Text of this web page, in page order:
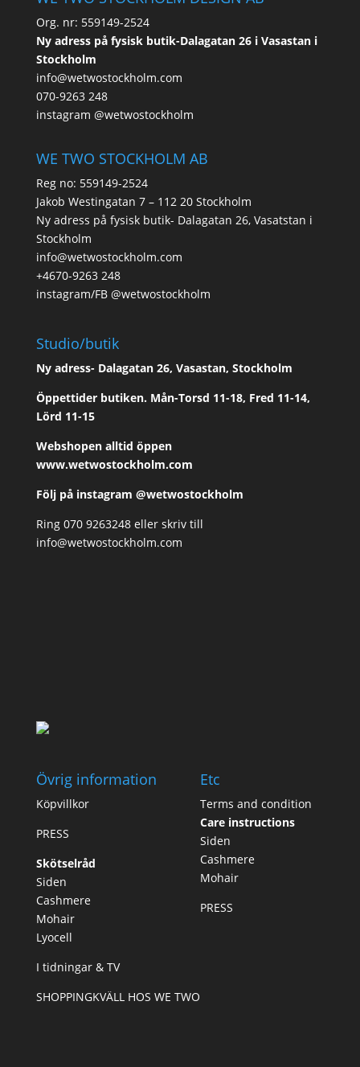
Org. nr: 559149-2524
Ny adress på fysisk butik-Dalagatan 26 i Vasastan i
Stockholm
info@wetwostockholm.com
070-9263 248
instagram @wetwostockholm
WE TWO STOCKHOLM AB
Reg no: 559149-2524
Jakob Westingatan 7 – 112 20 Stockholm
Ny adress på fysisk butik- Dalagatan 26, Vasatstan i
Stockholm
info@wetwostockholm.com
+4670-9263 248
instagram/FB @wetwostockholm
Studio/butik
Ny adress- Dalagatan 26, Vasastan, Stockholm
Öppettider butiken. Mån-Torsd 11-18, Fred 11-14,
Lörd 11-15
Webshopen alltid öppen
www.wetwostockholm.com
Följ på instagram @wetwostockholm
Ring 070 9263248 eller skriv till
info@wetwostockholm.com
Övrig information
Köpvillkor
PRESS
Skötselråd
Siden
Cashmere
Mohair
Lyocell
I tidningar & TV
SHOPPINGKVÄLL HOS WE TWO
Etc
Terms and condition
Care instructions
Siden
Cashmere
Mohair
PRESS